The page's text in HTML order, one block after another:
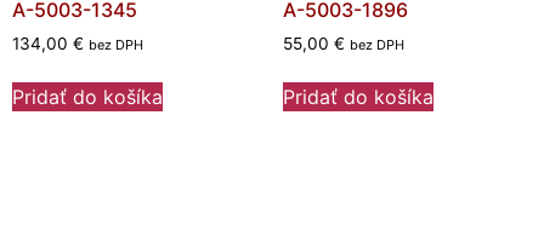
A-5003-1345
134,00 € bez DPH
Pridať do košíka
A-5003-1896
55,00 € bez DPH
Pridať do košíka